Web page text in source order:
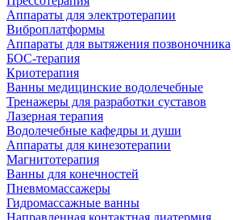
Аппараты для электротерапии
Виброплатформы
Аппараты для вытяжения позвоночника
БОС-терапия
Криотерапия
Ванны медицинские водолечебные
Тренажеры для разработки суставов
Лазерная терапия
Водолечебные кафедры и души
Аппараты для кинезотерапии
Магнитотерапия
Ванны для конечностей
Пневмомассажеры
Гидромассажные ванны
Направленная контактная диатермия